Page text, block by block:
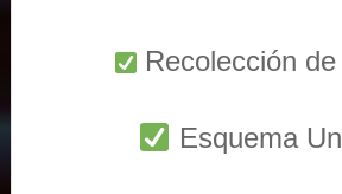
Recolección
Esquema